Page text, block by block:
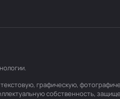
.
графическую,
собственность,